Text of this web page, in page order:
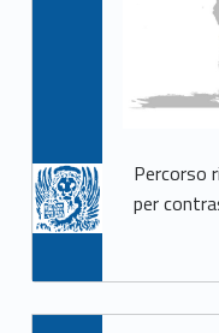
Percorso
per